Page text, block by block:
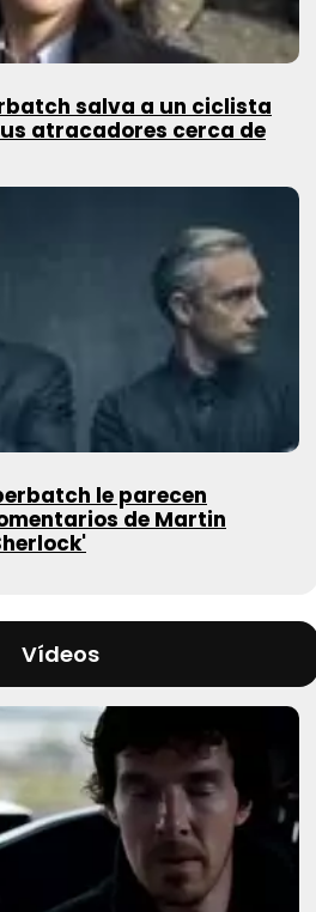
salva a un ciclista
atracadores cerca de
le parecen
de Martin
Vídeos